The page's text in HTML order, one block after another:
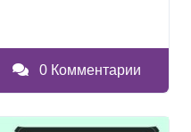
0 Комментарии